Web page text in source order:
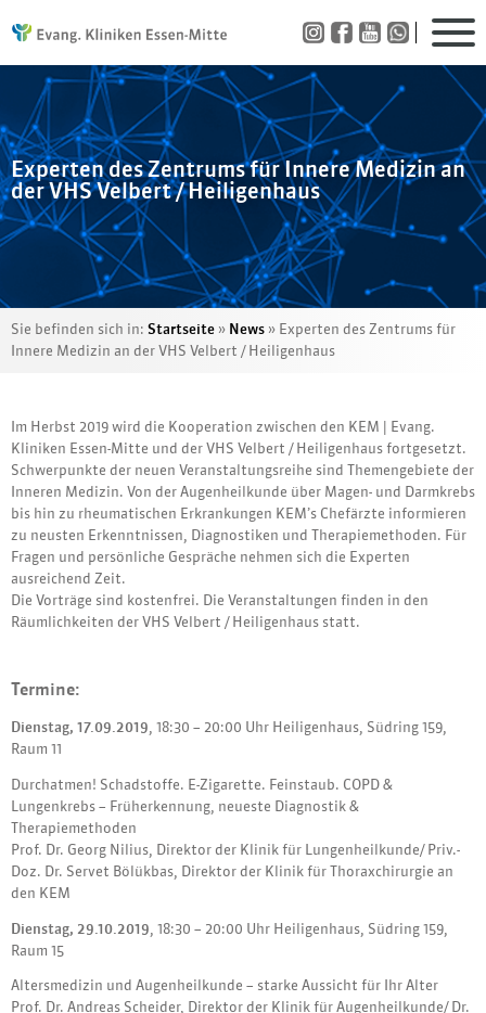
Experten des Zentrums für Innere Medizin an
der VHS Velbert / Heiligenhaus
Sie befinden sich in: Startseite » News » Experten des Zentrums für
Innere Medizin an der VHS Velbert / Heiligenhaus
Im Herbst 2019 wird die Kooperation zwischen den KEM | Evang.
Kliniken Essen-Mitte und der VHS Velbert / Heiligenhaus fortgesetzt.
Schwerpunkte der neuen Veranstaltungsreihe sind Themengebiete der
Inneren Medizin. Von der Augenheilkunde über Magen- und Darmkrebs
bis hin zu rheumatischen Erkrankungen KEM’s Chefärzte informieren
zu neusten Erkenntnissen, Diagnostiken und Therapiemethoden. Für
Fragen und persönliche Gespräche nehmen sich die Experten
ausreichend Zeit.
Die Vorträge sind kostenfrei. Die Veranstaltungen finden in den
Räumlichkeiten der VHS Velbert / Heiligenhaus statt.
Termine:
Dienstag, 17.09.2019, 18:30 – 20:00 Uhr Heiligenhaus, Südring 159,
Raum 11
Durchatmen! Schadstoffe. E-Zigarette. Feinstaub. COPD &
Lungenkrebs – Früherkennung, neueste Diagnostik &
Therapiemethoden
Prof. Dr. Georg Nilius, Direktor der Klinik für Lungenheilkunde/ Priv.-
Doz. Dr. Servet Bölükbas, Direktor der Klinik für Thoraxchirurgie an
den KEM
Dienstag, 29.10.2019, 18:30 – 20:00 Uhr Heiligenhaus, Südring 159,
Raum 15
Altersmedizin und Augenheilkunde – starke Aussicht für Ihr Alter
Prof. Dr. Andreas Scheider, Direktor der Klinik für Augenheilkunde/ Dr.